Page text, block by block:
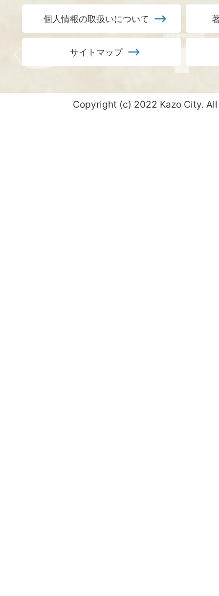
個人情報の取扱いについて
サイトマップ
Copyright (c) 2022 Kazo City.